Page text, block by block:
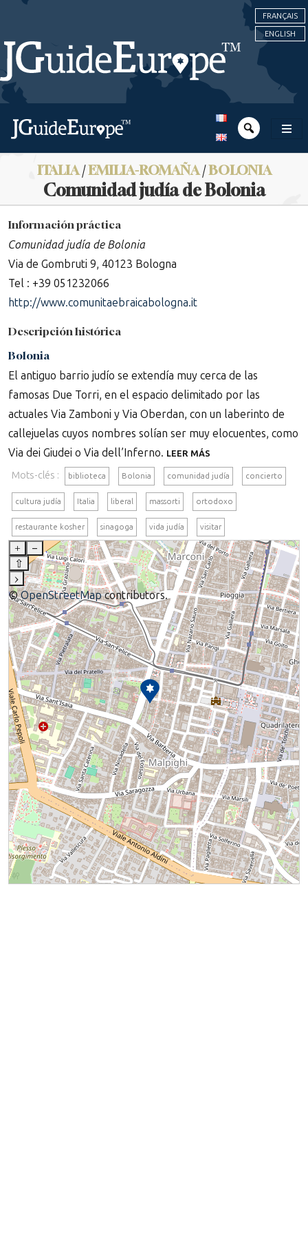
FRANÇAIS
ENGLISH
ITALIA/EMILIA-ROMAÑA/BOLONIA
Comunidad judía de Bolonia
Información práctica
Comunidad judía de Bolonia
Via de Gombruti 9, 40123 Bologna
Tel : +39 051232066
http://www.comunitaebraicabologna.it
Descripción histórica
Bolonia
El antiguo barrio judío se extendía muy cerca de las
famosas Due Torri, en el espacio delimitado por las
actuales Via Zamboni y Via Oberdan, con un laberinto de
callejuelas cuyos nombres solían ser muy elocuentes, como
Via dei Giudei o Via dell’Inferno. LEER MÁS
Mots-clés : biblioteca Bolonia comunidad judía concierto
cultura judía Italia liberal massorti ortodoxo
restaurante kosher sinagoga vida judía visitar
+
–
⇧
›
©OpenStreetMapcontributors.